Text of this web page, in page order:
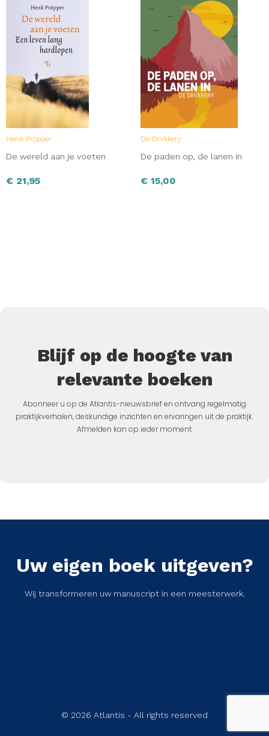
Henk Pröpper
De wereld aan je voeten
€ 21,95
De Drvkkery
De paden op, de lanen in
€ 15,00
Blijf op de hoogte van
relevante boeken
Abonneer u op de Atlantis-nieuwsbrief en ontvang regelmatig
praktijkverhalen, deskundige inzichten en ervaringen uit de praktijk.
Afmelden kan op ieder moment.
Uw eigen boek uitgeven?
Wij transformeren uw manuscript in een meesterwerk.
© 2026 Atlantis - All rights reserved